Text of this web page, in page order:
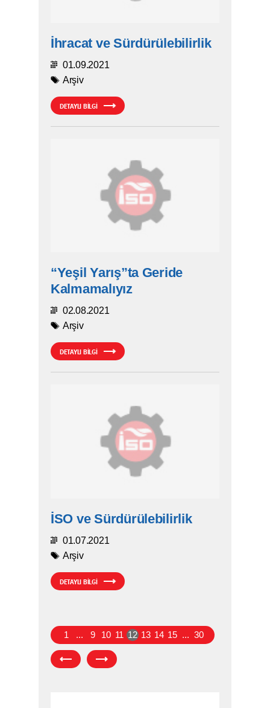
İhracat ve Sürdürülebilirlik
01.09.2021
Arşiv
DETAYLI BİLGİ
“Yeşil Yarış”ta Geride
Kalmamalıyız
02.08.2021
Arşiv
DETAYLI BİLGİ
İSO ve Sürdürülebilirlik
01.07.2021
Arşiv
DETAYLI BİLGİ
1 ... 9 10 11 12 13 14 15 ... 30